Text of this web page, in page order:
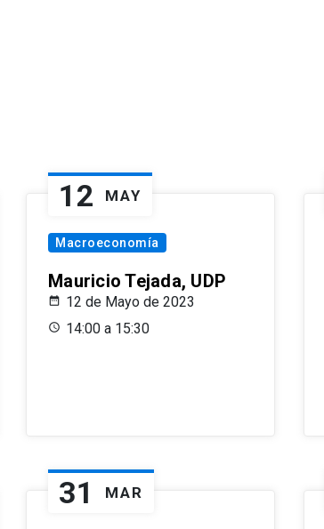
12 MAY
Macroeconomía
Mauricio Tejada, UDP
12 de Mayo de 2023
14:00 a 15:30
31 MAR